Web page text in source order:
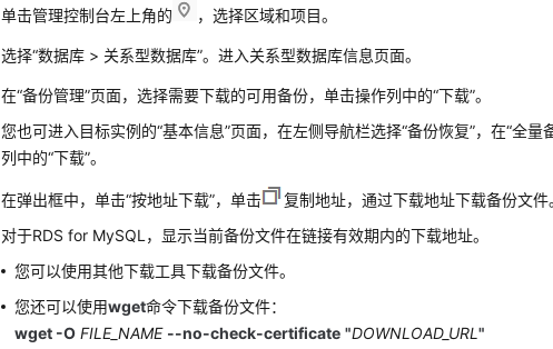
单击管理控制台左上角的 ，选择区域和项目。
选择“数据库 > 关系型数据库”。进入关系型数据库信息页面。
在“备份管理”页面，选择需要下载的可用备份，单击操作列中的“下载”。
您也可进入目标实例的“基本信息”页面，在左侧导航栏选择“备份恢复”，在“全量
列中的“下载”。
在弹出框中，单击“按地址下载”，单击
复制地址，通过下载地址下载备份文件
对于RDS for MySQL，显示当前备份文件在链接有效期内的下载地址。
您可以使用其他下载工具下载备份文件。
您还可以使用wget命令下载备份文件：
wget -O FILE_NAME --no-check-certificate "DOWNLOAD_URL"